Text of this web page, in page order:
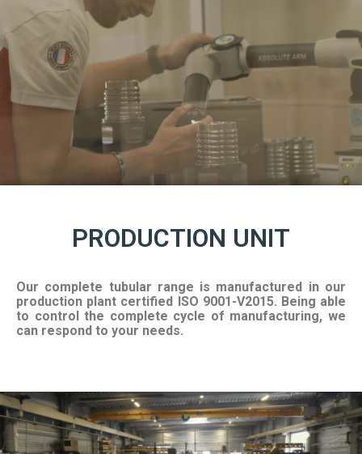
PRODUCTION UNIT
Our complete tubular range is manufactured in our
production plant certified ISO 9001-V2015. Being able
to control the complete cycle of manufacturing, we
can respond to your needs.